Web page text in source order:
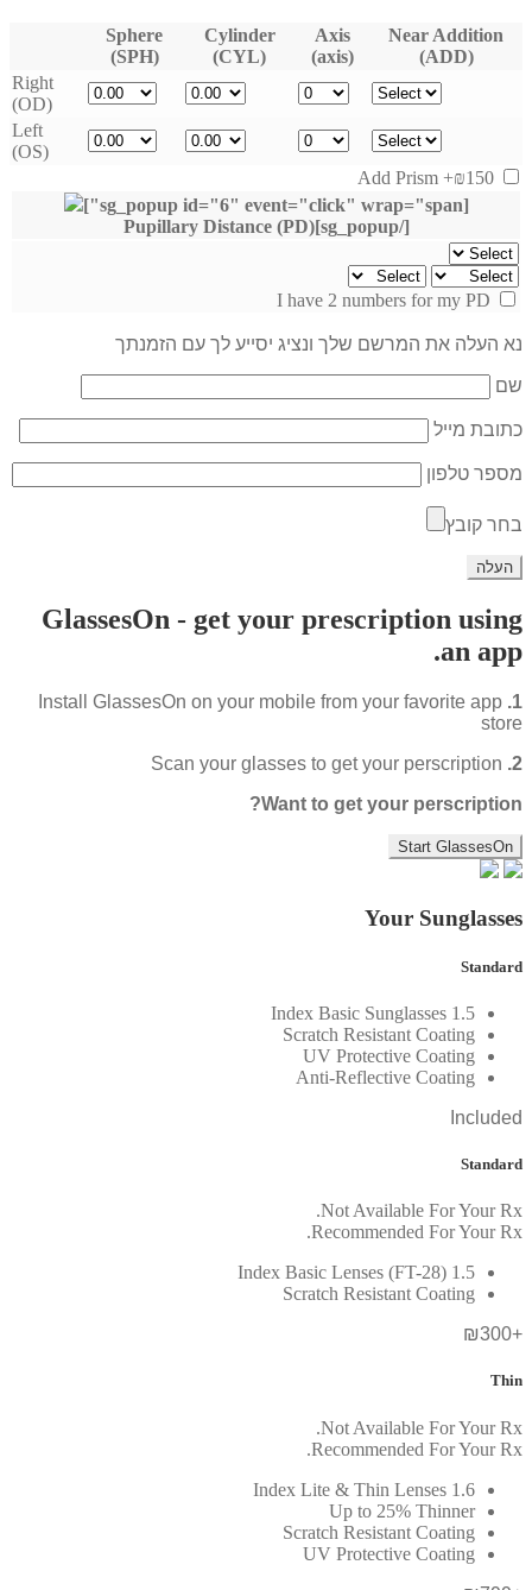
Sphere
(SPH)
Cylinder
(CYL)
Axis
(axis)
Near Addition
(ADD)
Right
(OD)
Left
(OS)
+₪150
[sg_popup id="6" event="click" wrap="span"]
[/sg_popup]Pupillary Distance (PD)
נא העלה את המרשם שלך ונציג יסייע לך עם הזמנתך
שם
כתובת מייל
מספר טלפון
בחר קובץ
GlassesOn - get your prescription using
an app.
1.
Install GlassesOn on your mobile from your favorite app
store
2.
Scan your glasses to get your perscription
Want to get your perscription?
Start GlassesOn
Your Sunglasses
Standard
1.5 Index Basic Sunglasses
Scratch Resistant Coating
UV Protective Coating
Anti-Reflective Coating
Included
Standard
Not Available For Your Rx.
Recommended For Your Rx.
1.5 Index Basic Lenses (FT-28)
Scratch Resistant Coating
+₪300
Thin
Not Available For Your Rx.
Recommended For Your Rx.
1.6 Index Lite & Thin Lenses
Up to 25% Thinner
Scratch Resistant Coating
UV Protective Coating